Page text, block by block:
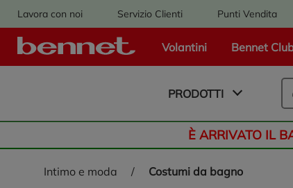
Lavora con noi Servizio Clienti Punti Vendita
Volantini Bennet
Logo Bennet - Torna alla homepage
PRODOTTI
È ARRIVATO IL
intimo e moda / costumi da bagno